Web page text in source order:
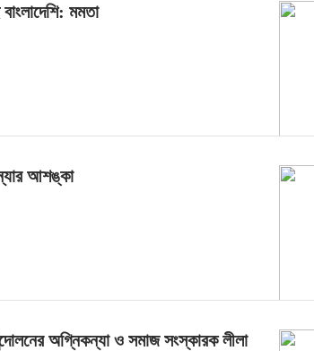
মমতা
আশঙ্কা
অগ্নিকন্যা ও সমাজ সংস্কারক লীলা